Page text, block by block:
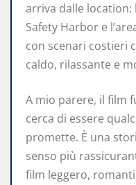
arriva dalle
Safety Harbor e
con scenari costieri
caldo, rilassante e
A mio parere, il film
cerca di essere
promette. È una
senso più
film leggero,